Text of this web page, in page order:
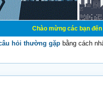
Chào mừng các bạn đến với Diễn
hỏi thường gặp bằng cách